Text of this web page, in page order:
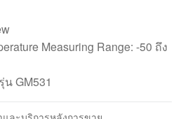
Measuring Range: -50 ถึง
GM531